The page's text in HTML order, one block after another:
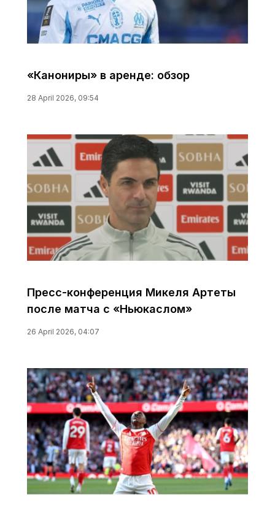
«Канониры» в аренде: обзор
28 April 2026, 09:54
Пресс-конференция Микеля Артеты
после матча с «Ньюкаслом»
26 April 2026, 04:07